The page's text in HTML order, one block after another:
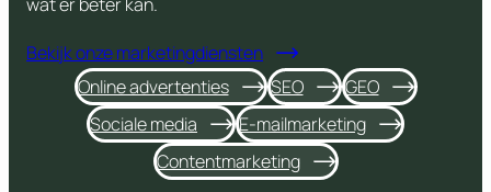
Bekijk onze marketingdiensten
Online advertenties
SEO
GEO
Sociale media
E-mailmarketing
Contentmarketing